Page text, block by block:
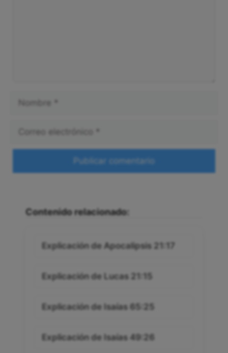
Contenido relacionado:
Explicación de Apocalipsis 21:17
Explicación de Lucas 21:15
Explicación de Isaías 65:25
Explicación de Isaías 49:26